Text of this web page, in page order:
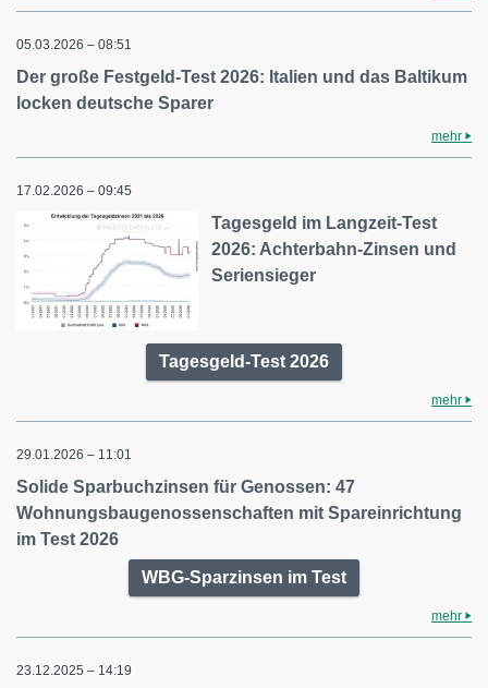
05.03.2026 – 08:51
Der große Festgeld-Test 2026: Italien und das Baltikum
locken deutsche Sparer
mehr
17.02.2026 – 09:45
Tagesgeld im Langzeit-Test
2026: Achterbahn-Zinsen und
Seriensieger
Tagesgeld-Test 2026
mehr
29.01.2026 – 11:01
Solide Sparbuchzinsen für Genossen: 47
Wohnungsbaugenossenschaften mit Spareinrichtung
im Test 2026
WBG-Sparzinsen im Test
mehr
23.12.2025 – 14:19